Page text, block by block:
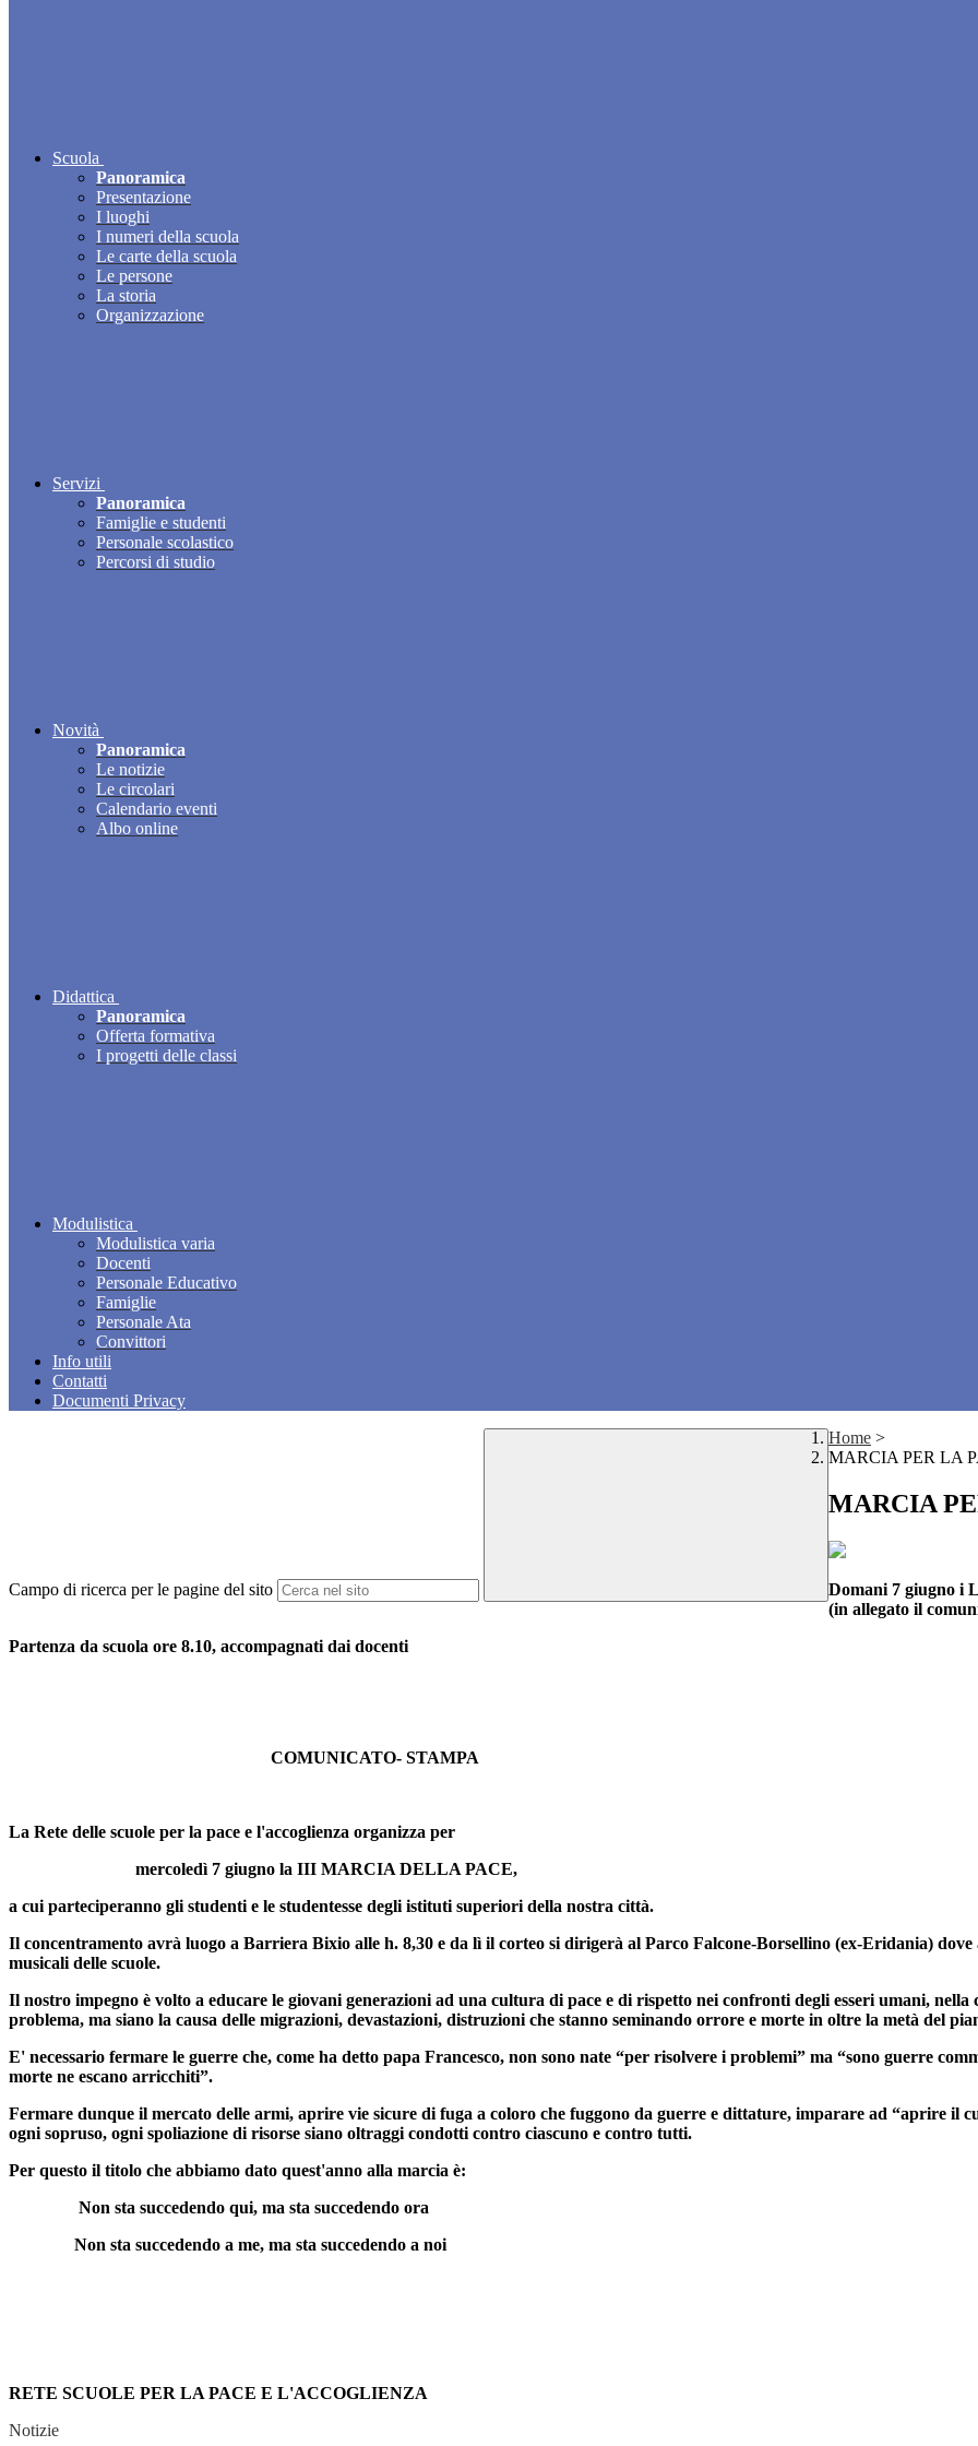
Scuola
Panoramica
Presentazione
I luoghi
I numeri della scuola
Le carte della scuola
Le persone
La storia
Organizzazione
Servizi
Panoramica
Famiglie e studenti
Personale scolastico
Percorsi di studio
Novità
Panoramica
Le notizie
Le circolari
Calendario eventi
Albo online
Didattica
Panoramica
Offerta formativa
I progetti delle classi
Modulistica
Modulistica varia
Docenti
Personale Educativo
Famiglie
Personale Ata
Convittori
Info utili
Contatti
Documenti Privacy
Campo di ricerca per le pagine del sito
Home >
MARCIA PER LA
MARCIA
Domani 7 giugno i
(in allegato il
Partenza da scuola ore 8.10, accompagnati dai docenti
COMUNICATO- STAMPA
La Rete delle scuole per la pace e l'accoglienza organizza per
mercoledì 7 giugno la III MARCIA DELLA PACE,
a cui parteciperanno gli studenti e le studentesse degli istituti superiori della nostra città.
Il concentramento avrà luogo a Barriera Bixio alle h. 8,30 e da lì il corteo si dirigerà al Parco Falcone-Borsellino (ex-Eridania)
musicali delle scuole.
Il nostro impegno è volto a educare le giovani generazioni ad una cultura di pace e di rispetto nei confronti degli esseri umani, nella
problema, ma siano la causa delle migrazioni, devastazioni, distruzioni che stanno seminando orrore e morte in oltre la metà del
E' necessario fermare le guerre che, come ha detto papa Francesco, non sono nate “per risolvere i problemi” ma “sono guerre
morte ne escano arricchiti”.
Fermare dunque il mercato delle armi, aprire vie sicure di fuga a coloro che fuggono da guerre e dittature, imparare ad “aprire il
ogni sopruso, ogni spoliazione di risorse siano oltraggi condotti contro ciascuno e contro tutti.
Per questo il titolo che abbiamo dato quest'anno alla marcia è:
Non sta succedendo qui, ma sta succedendo ora
Non sta succedendo a me, ma sta succedendo a noi
RETE SCUOLE PER LA PACE E L'ACCOGLIENZA
Notizie